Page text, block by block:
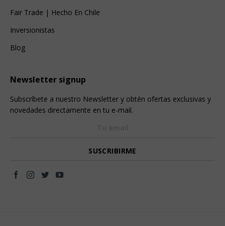
Fair Trade | Hecho En Chile
Inversionistas
Blog
Newsletter signup
Subscríbete a nuestro Newsletter y obtén ofertas exclusivas y
novedades directamente en tu e-mail.